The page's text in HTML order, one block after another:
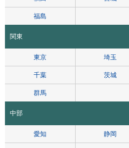
福島
関東
東京 埼玉
千葉 茨城
群馬
中部
愛知 静岡